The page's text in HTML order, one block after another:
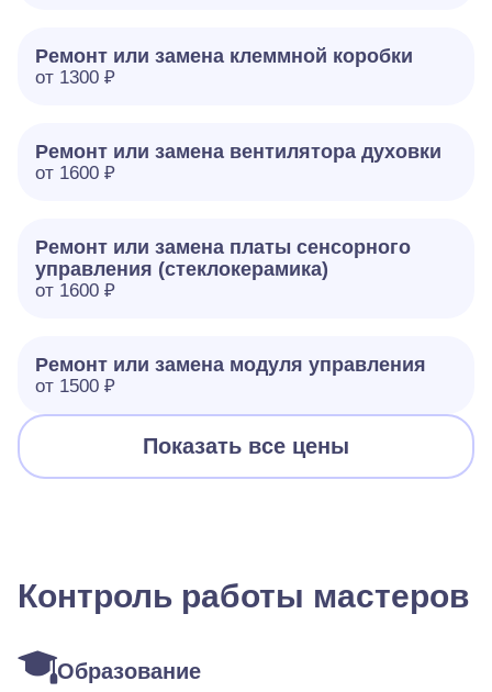
Ремонт или замена клеммной коробки
от 1300 ₽
Ремонт или замена вентилятора духовки
от 1600 ₽
Ремонт или замена платы сенсорного
управления (стеклокерамика)
от 1600 ₽
Ремонт или замена модуля управления
от 1500 ₽
Показать все цены
Контроль работы мастеров
Образование